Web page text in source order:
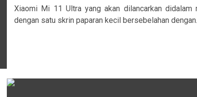
Xiaomi Mi 11 Ultra yang akan dilancarkan
dengan satu skrin paparan kecil bersebelahan